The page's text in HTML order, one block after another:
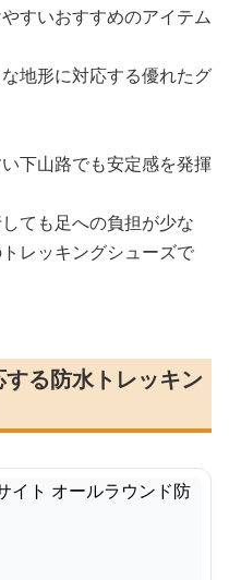
すいおすすめのアイテム
地形に対応する優れたグ
下山路でも安定感を発揮
ても足への負担が少な
レッキングシューズで
る防水トレッキン